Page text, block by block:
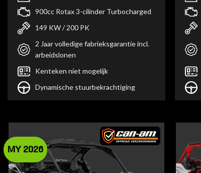
900cc Rotax 3-cilinder Turbocharged
149 KW / 200 PK
2 Jaar volledige fabrieksgarantie incl.
arbeidslonen
Kenteken niet mogelijk
Dynamische stuurbekrachtiging
MY 2026